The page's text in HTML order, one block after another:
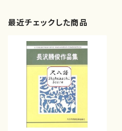
最近チェックした商品